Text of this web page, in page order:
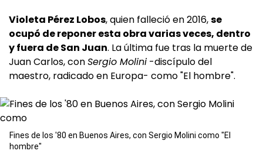
Violeta Pérez Lobos, quien falleció en 2016,se
ocupó de reponer esta obra varias veces, dentro
y fuera de San Juan. La última fue tras la muerte de
Juan Carlos, conSergio Molini -discípulo del
maestro, radicado en Europa- como "El hombre".
Fines de los '80 en Buenos Aires, con Sergio Molini como "El
hombre"